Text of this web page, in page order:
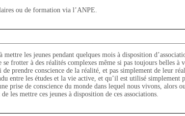
ou de formation via l’ANPE.
les jeunes pendant quelques mois à disposition
frotter à des réalités complexes même si pas toujours belles à
prendre conscience de la réalité, et pas simplement de leur
entre les études et la vie active, et qu’il est utilisé simplement
prise de conscience du monde dans lequel nous vivons, alors
les mettre ces jeunes à disposition de ces associations.